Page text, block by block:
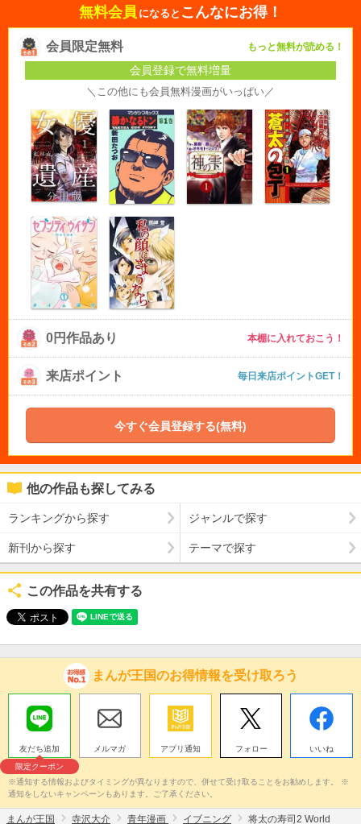
無料会員 になると こんなにお得！
会員限定無料 もっと無料が読める！
会員登録で無料増量
＼この他にも会員無料漫画がいっぱい／
0円作品あり 本棚に入れておこう！
来店ポイント 毎日来店ポイントGET！
今すぐ会員登録する(無料)
他の作品も探してみる
ランキングから探す ジャンルで探す
新刊から探す テーマで探す
この作品を共有する
まんが王国のお得情報を受け取ろう
友だち追加
限定クーポン
メルマガ アプリ通知 フォロー いいね
※通知する情報およびタイミングが異なりますので、併せて受け取ることをお勧めします。 ※
通知をしないキャンペーンもあります。ご了承ください。
まんが王国 寺沢大介 青年漫画 イブニング 将太の寿司2 World